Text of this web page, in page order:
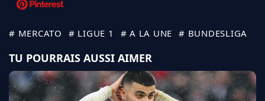
# MERCATO # LIGUE 1 # A LA UNE # BUNDESLIGA
TU POURRAIS AUSSI AIMER